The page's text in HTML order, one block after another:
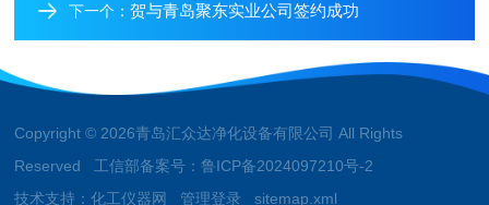
下一个：贺与青岛聚东实业公司签约成功
Copyright © 2026青岛汇众达净化设备有限公司 All Rights
Reserved 工信部备案号：鲁ICP备2024097210号-2
技术支持：化工仪器网 管理登录 sitemap.xml